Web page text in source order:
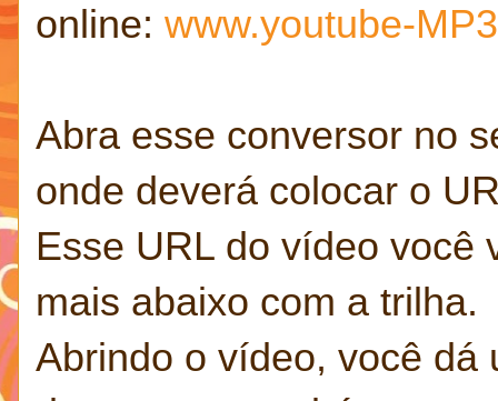
online: www.youtube-
Abra esse conversor no
onde deverá colocar o
Esse URL do vídeo você
mais abaixo com a trilha.
Abrindo o vídeo, você dá